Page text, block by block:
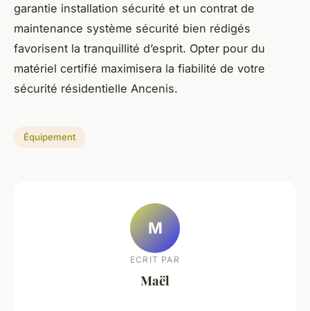
garantie installation sécurité et un contrat de
maintenance système sécurité bien rédigés
favorisent la tranquillité d’esprit. Opter pour du
matériel certifié maximisera la fiabilité de votre
sécurité résidentielle Ancenis.
Équipement
M
ECRIT PAR
Maël